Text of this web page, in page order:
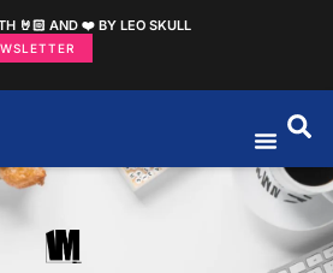
🤘🏻 AND ❤️ BY LEO SKULL